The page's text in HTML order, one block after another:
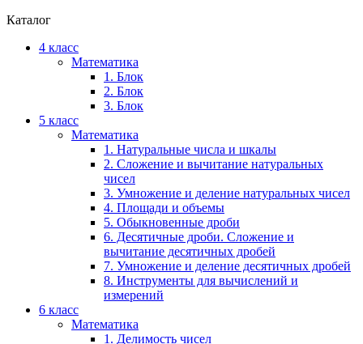
Каталог
4 класс
Математика
1. Блок
2. Блок
3. Блок
5 класс
Математика
1. Натуральные числа и шкалы
2. Сложение и вычитание натуральных
чисел
3. Умножение и деление натуральных чисел
4. Площади и объемы
5. Обыкновенные дроби
6. Десятичные дроби. Сложение и
вычитание десятичных дробей
7. Умножение и деление десятичных дробей
8. Инструменты для вычислений и
измерений
6 класс
Математика
1. Делимость чисел